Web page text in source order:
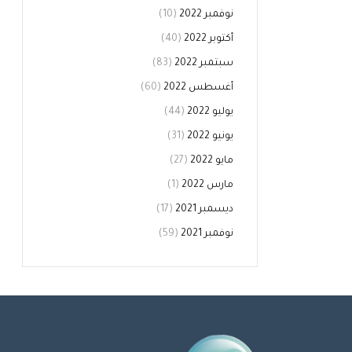
نوفمبر 2022 (10)
أكتوبر 2022 (40)
سبتمبر 2022 (83)
أغسطس 2022 (60)
يوليو 2022 (44)
يونيو 2022 (31)
مايو 2022 (27)
مارس 2022 (1)
ديسمبر 2021 (17)
نوفمبر 2021 (59)